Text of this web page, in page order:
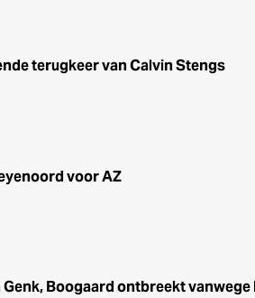
terugkeer van Calvin Stengs
voor AZ
Boogaard ontbreekt